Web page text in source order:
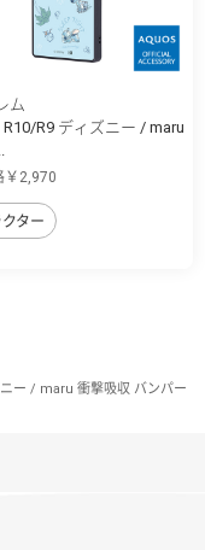
ム
R10/R9 ディズニー / maru
￥2,970
ター
ニー / maru 衝撃吸収 バンパー